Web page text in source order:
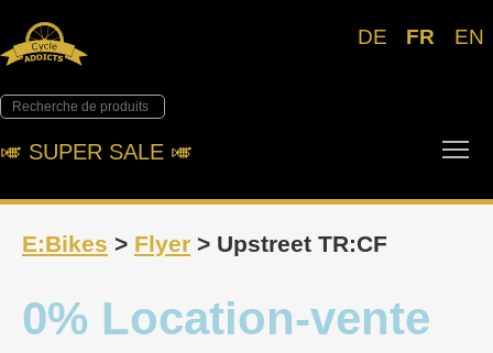
DE FR EN
🎺︎ SUPER SALE 🎺︎
E:Bikes > Flyer > Upstreet TR:CF
0% Location-vente